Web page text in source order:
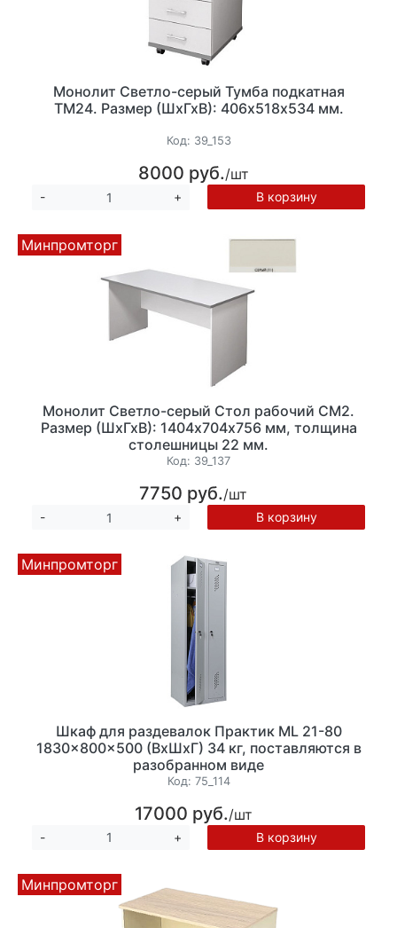
Монолит Светло-серый Тумба подкатная
ТМ24. Размер (ШхГхВ): 406х518х534 мм.
Код: 39_153
8000 руб./шт
- + В корзину
Минпромторг
Монолит Светло-серый Стол рабочий СМ2.
Размер (ШхГхВ): 1404х704х756 мм, толщина
столешницы 22 мм.
Код: 39_137
7750 руб./шт
- + В корзину
Минпромторг
Шкаф для раздевалок Практик ML 21-80
1830x800x500 (ВхШхГ) 34 кг, поставляются в
разобранном виде
Код: 75_114
17000 руб./шт
- + В корзину
Минпромторг